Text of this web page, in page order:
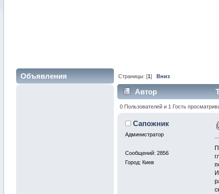
Объявления Страницы: [1] Вниз
Автор
0 Пользователей и 1 Гость
Сапожник
Администратор
Сообщений: 2856
Город: Киев